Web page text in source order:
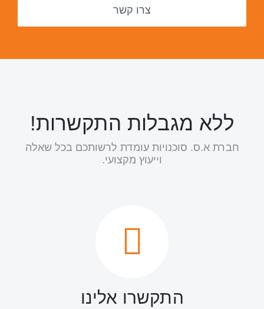
צרו קשר
ללא מגבלות התקשרות!
חברת א.ס. סוכנויות עומדת לרשותכם בכל שאלה
וייעוץ מקצועי.
התקשרו אלינו